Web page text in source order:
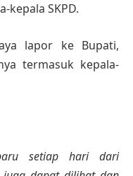
kepala SKPD.
lapor ke Bupati,
termasuk kepala-
setiap hari dari